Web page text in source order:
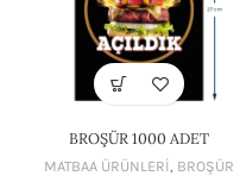
BROŞÜR 1000 ADET
MATBAA ÜRÜNLERİ, BROŞÜR